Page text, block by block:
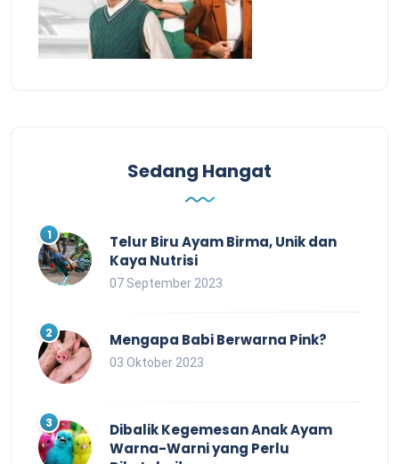
Sedang Hangat
Telur Biru Ayam Birma, Unik dan
Kaya Nutrisi
07 September 2023
Mengapa Babi Berwarna Pink?
03 Oktober 2023
Dibalik Kegemesan Anak Ayam
Warna-Warni yang Perlu